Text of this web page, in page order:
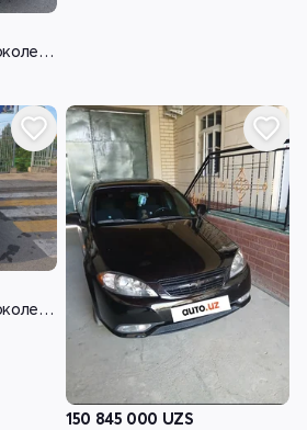
Chevrolet Lacetti I - поколение рестайлинг
Chevrolet Lacetti I - поколение рестайлинг
150 845 000 UZS